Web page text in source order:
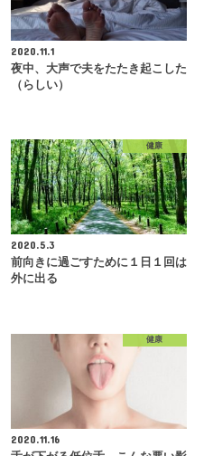
2020.11.1
夜中、大声で夫をたたき起こした
（らしい）
健康
2020.5.3
前向きに過ごすために１日１回は
外に出る
健康
2020.11.16